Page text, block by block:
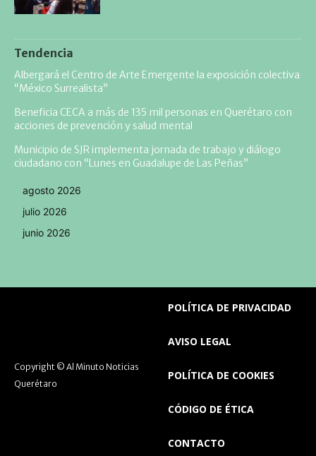
Tendencia
Albergará el Centro de Arte Emergente la exposición colectiva
“México Surrealista”
Beneficia CECA a más de 135 mil personas en Querétaro con
acciones de prevención y salud mental
Municipio de SJR implementa jornada de trabajo y diálogo
ciudadano con “Lunes en Guadalupe de Las Peñas”
agosto 2026
julio 2026
junio 2026
Copyright © Al Minuto Noticias
Querétaro
POLÍTICA DE PRIVACIDAD
AVISO LEGAL
POLÍTICA DE COOKIES
CÓDIGO DE ÉTICA
CONTACTO